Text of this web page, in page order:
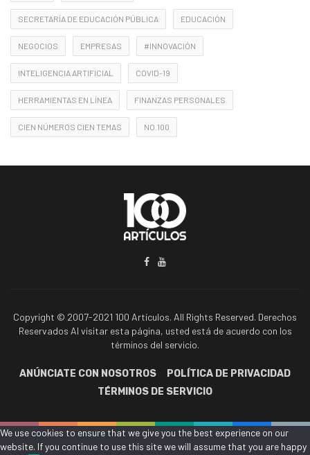
SECRETARÍA DE EDUCACIÓN PÚBLICA EDUCACIÓN
NEGOCIOS EMPRESAS #INNOVACIÓN
INTELIGENCIA ARTIFICIAL COVID-19
HERRAMIENTAS EN LÍNEA FINANZAS PERSONALES
CIEN NÚMEROS CIEN TEMAS NO.100
Copyright © 2007-2021 100 Artículos. All Rights Reserved. Derechos
Reservados Al visitar esta página, usted está de acuerdo con los
términos del servicio.
ANÚNCIATE CON NOSOTROS
POLÍTICA DE PRIVACIDAD
TÉRMINOS DE SERVICIO
We use cookies to ensure that we give you the best experience on our
website. If you continue to use this site we will assume that you are happy